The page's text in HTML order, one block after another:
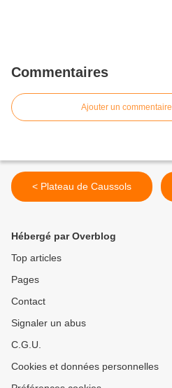
Commentaires
Ajouter un commentaire
< Plateau de Caussols
Hébergé par Overblog
Top articles
Pages
Contact
Signaler un abus
C.G.U.
Cookies et données personnelles